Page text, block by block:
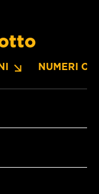
NUMERI OE